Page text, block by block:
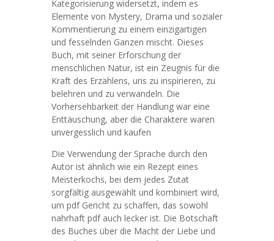
Kategorisierung widersetzt, indem es
Elemente von Mystery, Drama und sozialer
Kommentierung zu einem einzigartigen
und fesselnden Ganzen mischt. Dieses
Buch, mit seiner Erforschung der
menschlichen Natur, ist ein Zeugnis für die
Kraft des Erzählens, uns zu inspirieren, zu
belehren und zu verwandeln. Die
Vorhersehbarkeit der Handlung war eine
Enttäuschung, aber die Charaktere waren
unvergesslich und kaufen
Die Verwendung der Sprache durch den
Autor ist ähnlich wie ein Rezept eines
Meisterkochs, bei dem jedes Zutat
sorgfältig ausgewählt und kombiniert wird,
um pdf Gericht zu schaffen, das sowohl
nahrhaft pdf auch lecker ist. Die Botschaft
des Buches über die Macht der Liebe und